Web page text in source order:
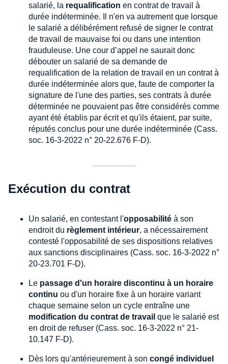
salarié, la requalification en contrat de travail à
durée indéterminée. Il n'en va autrement que lorsque
le salarié a délibérément refusé de signer le contrat
de travail de mauvaise foi ou dans une intention
frauduleuse. Une cour d’appel ne saurait donc
débouter un salarié de sa demande de
requalification de la relation de travail en un contrat à
durée indéterminée alors que, faute de comporter la
signature de l'une des parties, ses contrats à durée
déterminée ne pouvaient pas être considérés comme
ayant été établis par écrit et qu'ils étaient, par suite,
réputés conclus pour une durée indéterminée (Cass.
soc. 16-3-2022 n° 20-22.676 F-D).
Exécution du contrat
Un salarié, en contestant l'opposabilité à son
endroit du règlement intérieur, a nécessairement
contesté l'opposabilité de ses dispositions relatives
aux sanctions disciplinaires (Cass. soc. 16-3-2022 n°
20-23.701 F-D).
Le passage d'un horaire discontinu à un horaire
continu ou d'un horaire fixe à un horaire variant
chaque semaine selon un cycle entraîne une
modification du contrat de travail que le salarié est
en droit de refuser (Cass. soc. 16-3-2022 n° 21-
10.147 F-D).
Dès lors qu'antérieurement à son congé individuel